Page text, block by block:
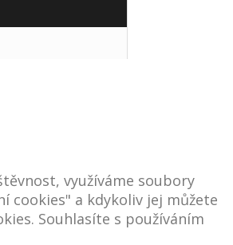
využíváme soubory
cookies" a kdykoliv jej můžete
Souhlasíte s používáním